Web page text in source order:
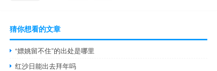
猜你想看的文章
“嫖姚留不住”的出处是哪里
红沙日能出去拜年吗